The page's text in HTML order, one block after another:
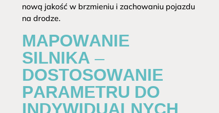
nową jakość w brzmieniu i zachowaniu pojazdu
na drodze.
MAPOWANIE
SILNIKA –
DOSTOSOWANIE
PARAMETRU DO